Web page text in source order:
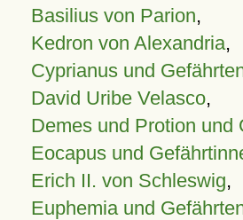
Basilius von Parion,
Kedron von Alexandria,
Cyprianus und
David Uribe Velasco,
Demes und Protion und
Eocapus und
Erich II. von Schleswig,
Euphemia und